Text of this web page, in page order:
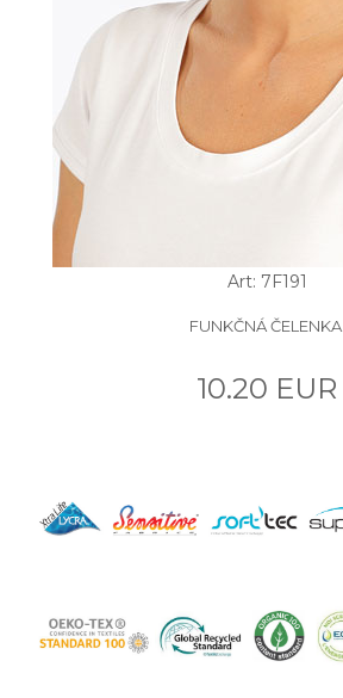
Art: 7F191
FUNKČNÁ ČELENKA.
10.20 EUR